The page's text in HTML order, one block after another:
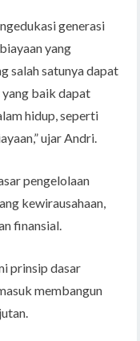
generasi
yang
salah satunya dapat
baik dapat
hidup, seperti
ujar Andri.
pengelolaan
kewirausahaan,
finansial.
prinsip dasar
membangun